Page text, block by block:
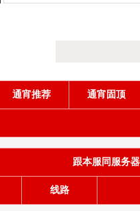
通宵推荐 通宵固顶
跟本服同服务
线路